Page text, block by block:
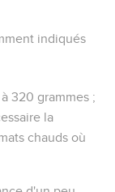
indiqués
320 grammes ;
la
chauds où